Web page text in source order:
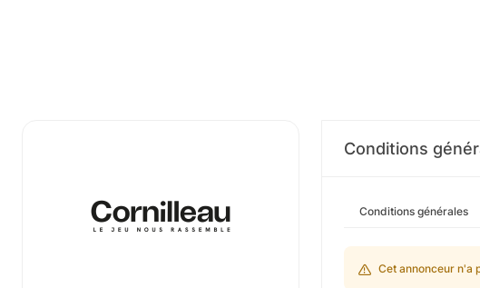
Conditions
Conditions générales
Cet annonceur n'a